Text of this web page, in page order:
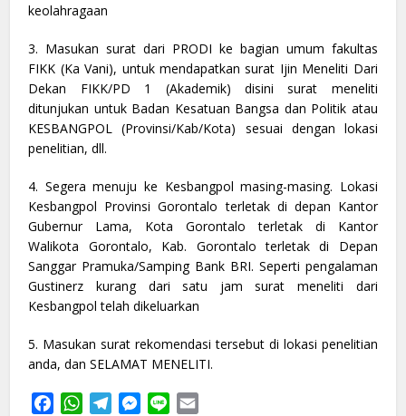
keolahragaan
3. Masukan surat dari PRODI ke bagian umum fakultas
FIKK (Ka Vani), untuk mendapatkan surat Ijin Meneliti Dari
Dekan FIKK/PD 1 (Akademik) disini surat meneliti
ditunjukan untuk Badan Kesatuan Bangsa dan Politik atau
KESBANGPOL (Provinsi/Kab/Kota) sesuai dengan lokasi
penelitian, dll.
4. Segera menuju ke Kesbangpol masing-masing. Lokasi
Kesbangpol Provinsi Gorontalo terletak di depan Kantor
Gubernur Lama, Kota Gorontalo terletak di Kantor
Walikota Gorontalo, Kab. Gorontalo terletak di Depan
Sanggar Pramuka/Samping Bank BRI. Seperti pengalaman
Gustinerz kurang dari satu jam surat meneliti dari
Kesbangpol telah dikeluarkan
5. Masukan surat rekomendasi tersebut di lokasi penelitian
anda, dan SELAMAT MENELITI.
FacebookWhatsApp
TelegramMessenger
Line